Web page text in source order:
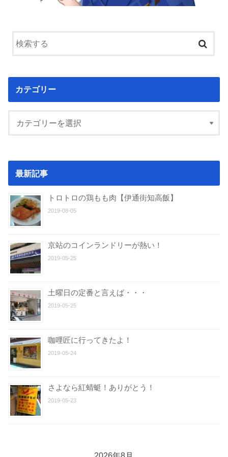
カテゴリー
最新記事
トロトロの鶏もも肉【伊通街知高飯】
2019-08-05
京站のコインランドリーが熱い！
2019-05-25
土曜日の定番と言えば・・・
2019-05-25
咖哩匠に行ってきたよ！
2019-05-24
さよなら紅蜻蜓！ありがとう！
2019-05-23